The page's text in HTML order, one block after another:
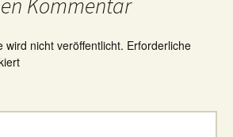
Kommentar
wird nicht veröffentlicht. Erforderliche